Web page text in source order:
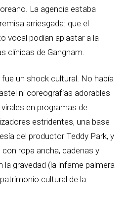
La agencia estaba
arriesgada: que el
vocal podían aplastar a la
clínicas de Gangnam.
fue un shock cultural. No había
ni coreografías adorables
en programas de
estridentes, una base
del productor Teddy Park, y
ropa ancha, cadenas y
la gravedad (la infame palmera
cultural de la